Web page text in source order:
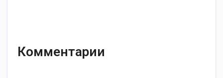
Комментарии